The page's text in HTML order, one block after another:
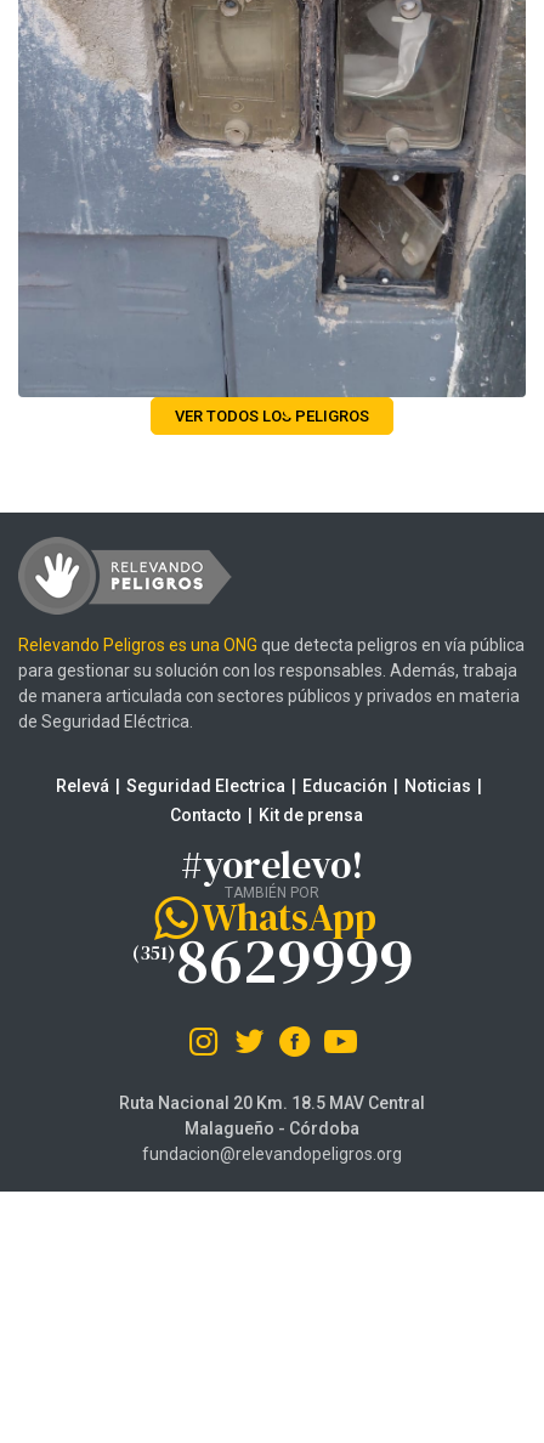
VER TODOS LOS PELIGROS
Relevando Peligros es una ONG que detecta peligros en vía pública
para gestionar su solución con los responsables. Además, trabaja
de manera articulada con sectores públicos y privados en materia
de Seguridad Eléctrica.
Relevá Seguridad Electrica Educación
Noticias
Contacto
Kit de prensa
#yorelevo!
TAMBIÉN POR
WhatsApp
(351)8629999
Ruta Nacional 20 Km. 18.5 MAV Central
Malagueño - Córdoba
fundacion@relevandopeligros.org